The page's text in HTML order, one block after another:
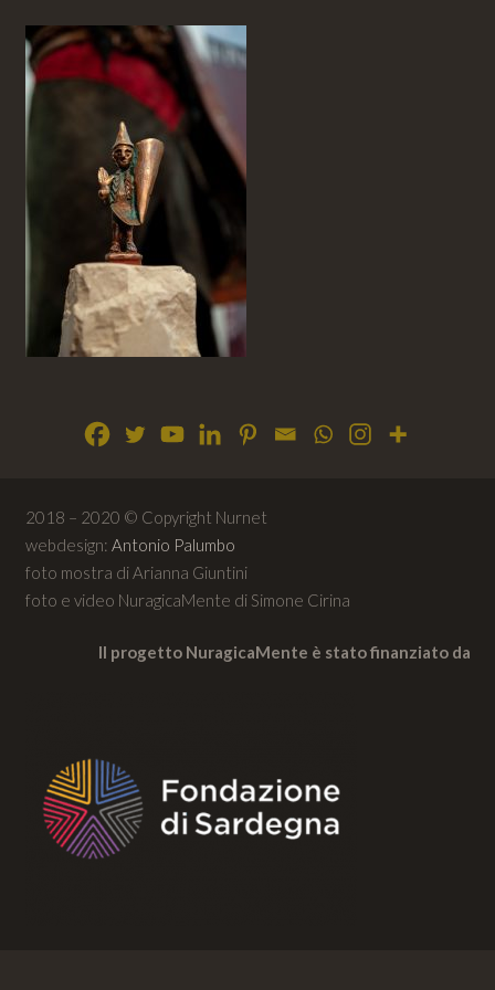
2018 – 2020 © Copyright Nurnet
webdesign: Antonio Palumbo
foto mostra di Arianna Giuntini
foto e video NuragicaMente di Simone Cirina
Il progetto NuragicaMente è stato finanziato da